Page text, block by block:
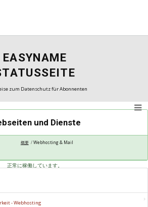
EASYNAME
zum Datenschutz für Abonnenten
und Dienste
概要 Webhosting & Mail
正常に稼働しています。
- Webhosting